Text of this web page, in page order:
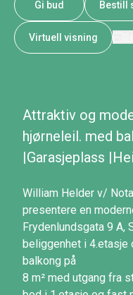
Gi bud Bestill
Virtuell visning
Attraktiv og
hjørneleil. med
|Garasjeplass
William Helder v/
presentere en
Frydenlundsgata 9 A,
beliggenhet i 4.etasje
balkong på
8 m² med utgang fra